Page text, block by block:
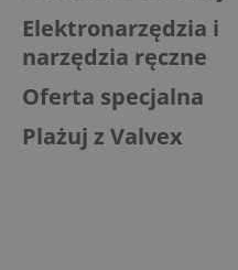
Elektronarzędzia i
narzędzia ręczne
Oferta specjalna
Plażuj z Valvex